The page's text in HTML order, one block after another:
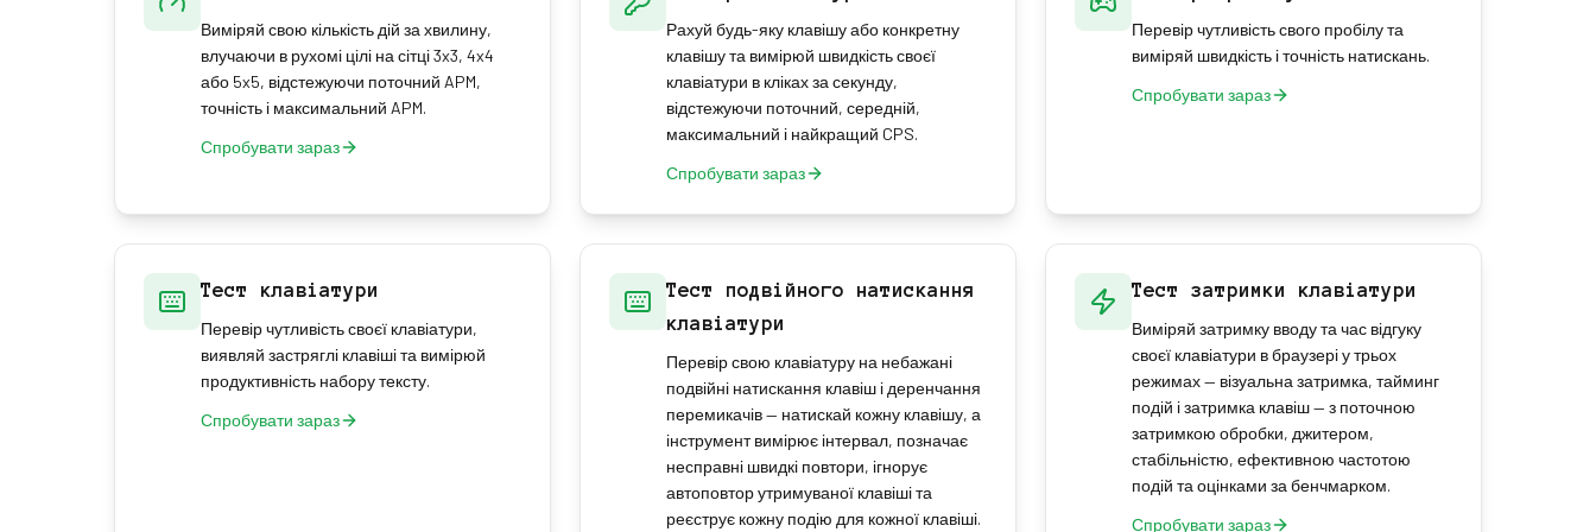
Виміряй свою кількість дій за хвилину,
влучаючи в рухомі цілі на сітці 3x3, 4x4
або 5x5, відстежуючи поточний APM,
точність і максимальний APM.
Спробувати зараз
Рахуй будь-яку клавішу або конкретну
клавішу та вимірюй швидкість своєї
клавіатури в кліках за секунду,
відстежуючи поточний, середній,
максимальний і найкращий CPS.
Спробувати зараз
Перевір чутливість свого пробілу та
виміряй швидкість і точність натискань.
Спробувати зараз
Тест клавіатури
Перевір чутливість своєї клавіатури,
виявляй застряглі клавіші та вимірюй
продуктивність набору тексту.
Спробувати зараз
Тест подвійного натискання
клавіатури
Перевір свою клавіатуру на небажані
подвійні натискання клавіш і деренчання
перемикачів — натискай кожну клавішу, а
інструмент вимірює інтервал, позначає
несправні швидкі повтори, ігнорує
автоповтор утримуваної клавіші та
реєструє кожну подію для кожної клавіші.
Тест затримки клавіатури
Виміряй затримку вводу та час відгуку
своєї клавіатури в браузері у трьох
режимах — візуальна затримка, тайминг
подій і затримка клавіш — з поточною
затримкою обробки, джитером,
стабільністю, ефективною частотою
подій та оцінками за бенчмарком.
Спробувати зараз